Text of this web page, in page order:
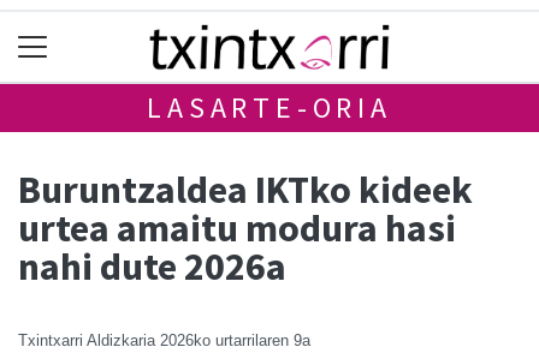
LASARTE-ORIA
Buruntzaldea IKTko kideek
urtea amaitu modura hasi
nahi dute 2026a
Txintxarri Aldizkaria 2026ko urtarrilaren 9a